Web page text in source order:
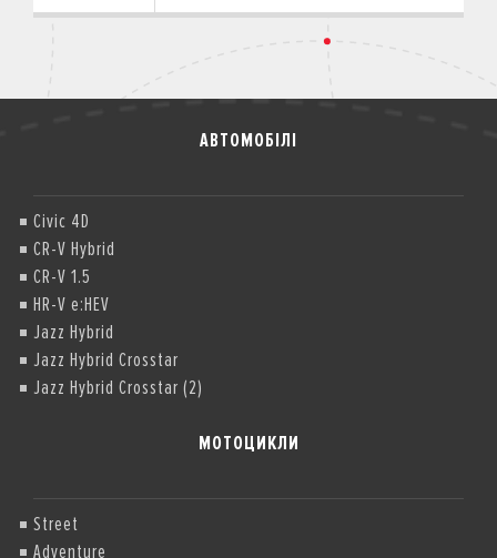
АВТОМОБІЛІ
Civic 4D
CR-V Hybrid
CR-V 1.5
HR-V e:HEV
Jazz Hybrid
Jazz Hybrid Crosstar
Jazz Hybrid Crosstar (2)
МОТОЦИКЛИ
Street
Adventure